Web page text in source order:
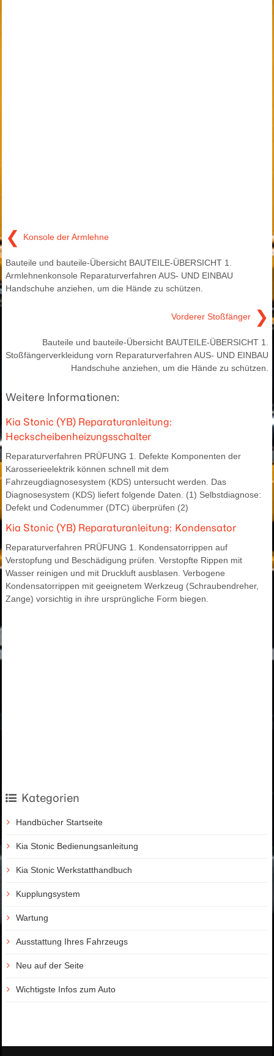
❮ Konsole der Armlehne
Bauteile und bauteile-Übersicht BAUTEILE-ÜBERSICHT 1.
Armlehnenkonsole Reparaturverfahren AUS- UND EINBAU
Handschuhe anziehen, um die Hände zu schützen.
Vorderer Stoßfänger ❯
Bauteile und bauteile-Übersicht BAUTEILE-ÜBERSICHT 1.
Stoßfängerverkleidung vorn Reparaturverfahren AUS- UND EINBAU
Handschuhe anziehen, um die Hände zu schützen.
Weitere Informationen:
Kia Stonic (YB) Reparaturanleitung:
Heckscheibenheizungsschalter
Reparaturverfahren PRÜFUNG 1. Defekte Komponenten der
Karosserieelektrik können schnell mit dem
Fahrzeugdiagnosesystem (KDS) untersucht werden. Das
Diagnosesystem (KDS) liefert folgende Daten. (1) Selbstdiagnose:
Defekt und Codenummer (DTC) überprüfen (2)
Kia Stonic (YB) Reparaturanleitung: Kondensator
Reparaturverfahren PRÜFUNG 1. Kondensatorrippen auf
Verstopfung und Beschädigung prüfen. Verstopfte Rippen mit
Wasser reinigen und mit Druckluft ausblasen. Verbogene
Kondensatorrippen mit geeignetem Werkzeug (Schraubendreher,
Zange) vorsichtig in ihre ursprüngliche Form biegen.
Kategorien
Handbücher Startseite
Kia Stonic Bedienungsanleitung
Kia Stonic Werkstatthandbuch
Kupplungsystem
Wartung
Ausstattung Ihres Fahrzeugs
Neu auf der Seite
Wichtigste Infos zum Auto